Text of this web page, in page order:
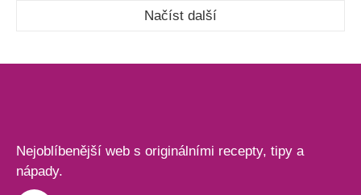
Načíst další
Nejoblíbenější web s originálními recepty, tipy a
nápady.